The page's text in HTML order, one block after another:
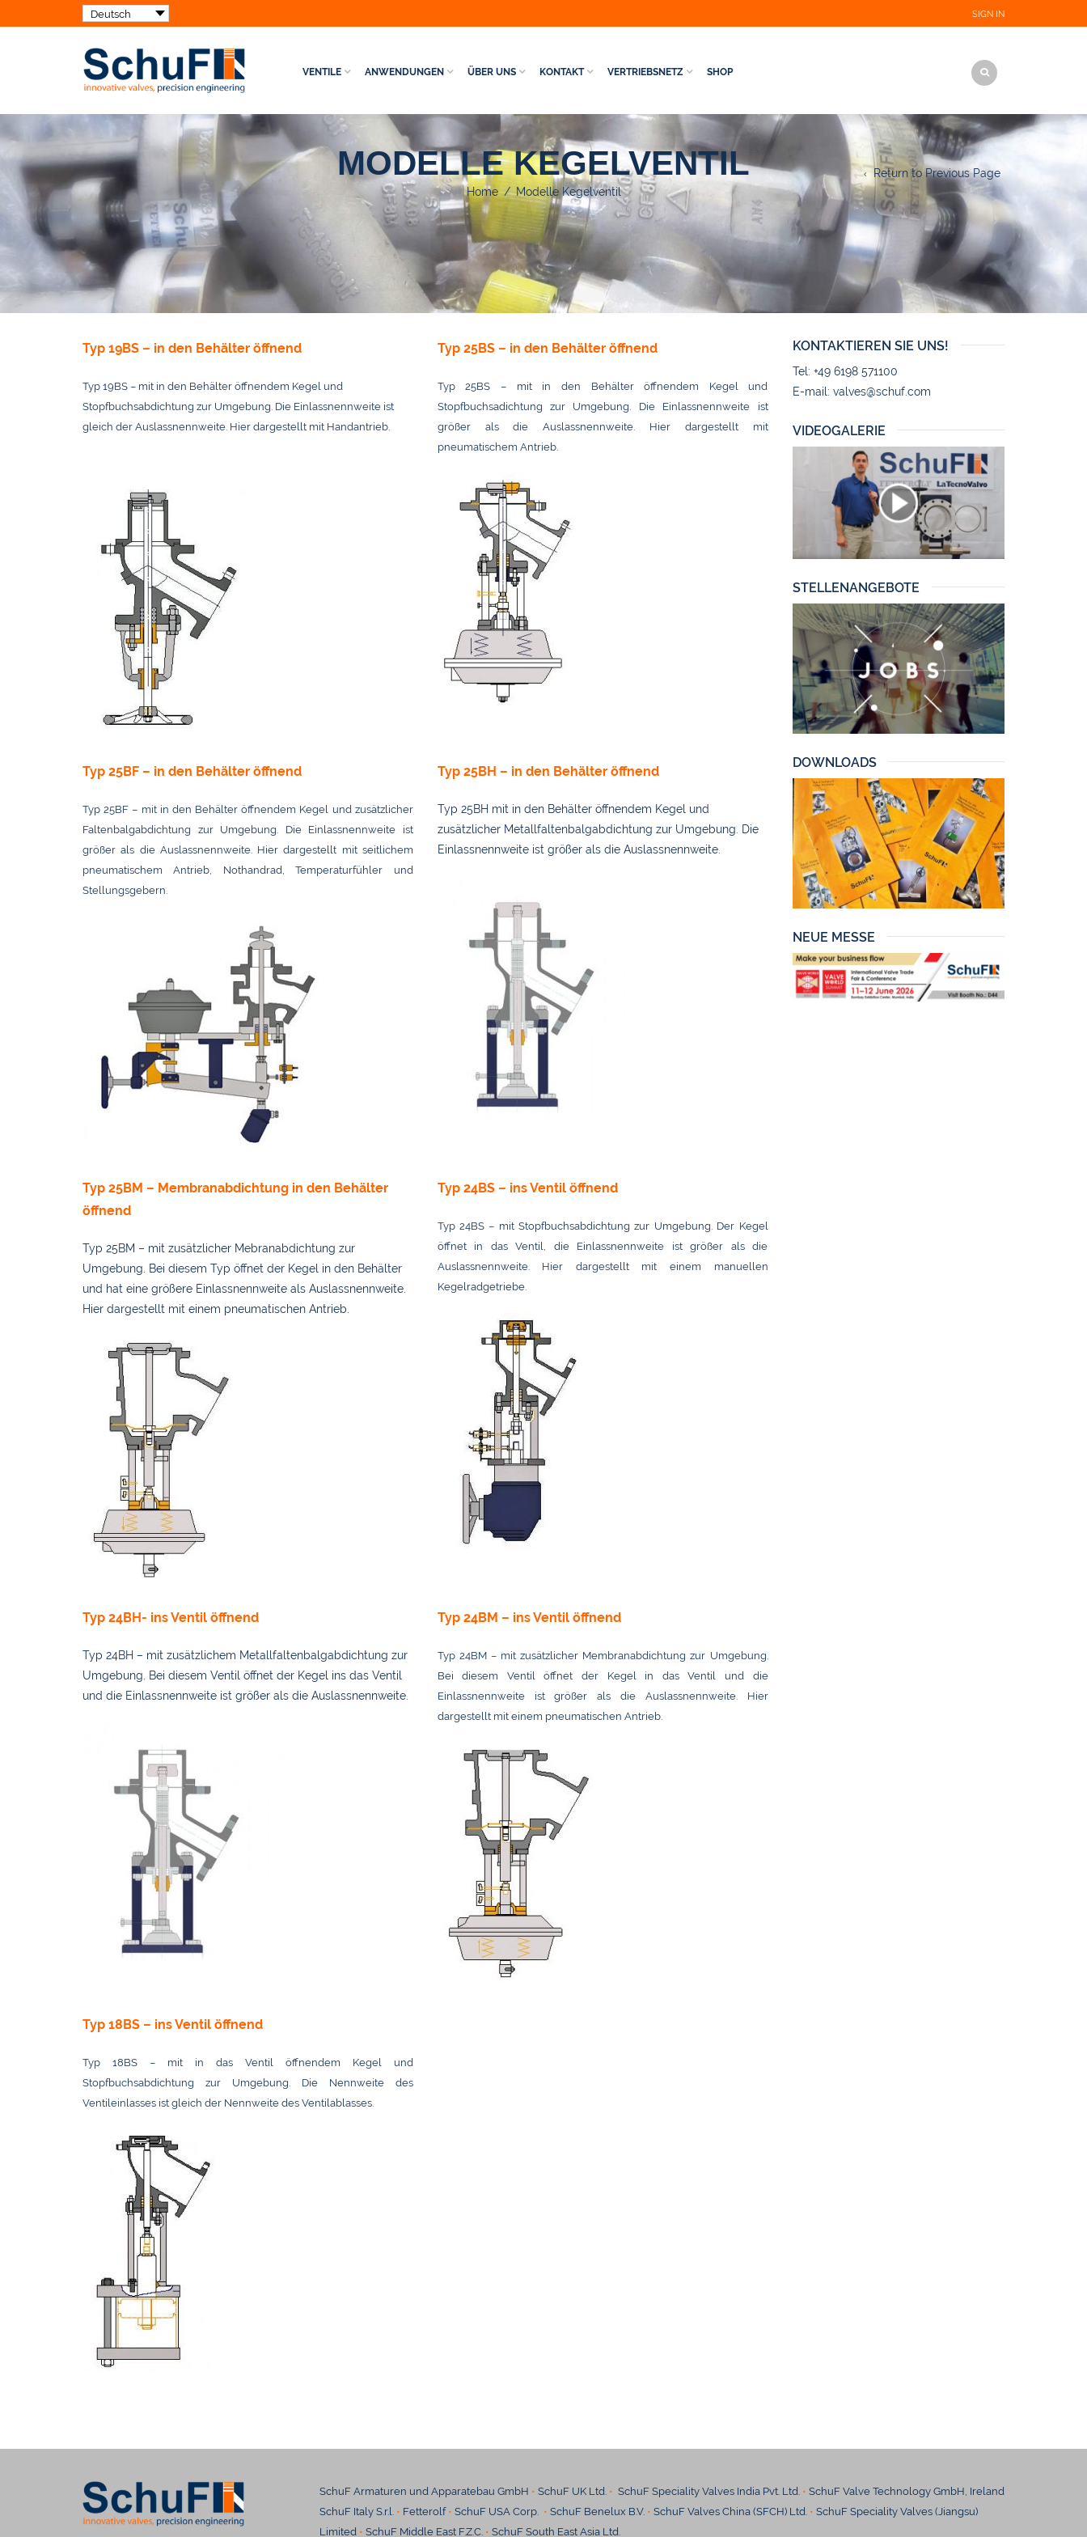
SIGN IN
VENTILE ANWENDUNGEN ÜBER UNS KONTAKT VERTRIEBSNETZ SHOP
MODELLE KEGELVENTIL
Home / Modelle Kegelventil
Return to Previous Page
Typ 19BS – in den Behälter öffnend
Typ 19BS – mit in den Behälter öffnendem Kegel und
Stopfbuchsabdichtung zur Umgebung. Die Einlassnennweite ist
gleich der Auslassnennweite. Hier dargestellt mit Handantrieb.
Typ 25BS – in den Behälter öffnend
Typ 25BS – mit in den Behälter öffnendem Kegel und
Stopfbuchsadichtung zur Umgebung. Die Einlassnennweite ist
größer als die Auslassnennweite. Hier dargestellt mit
pneumatischem Antrieb.
Typ 25BF – in den Behälter öffnend
Typ 25BF – mit in den Behälter öffnendem Kegel und zusätzlicher
Faltenbalgabdichtung zur Umgebung. Die Einlassnennweite ist
größer als die Auslassnennweite. Hier dargestellt mit seitlichem
pneumatischem Antrieb, Nothandrad, Temperaturfühler und
Stellungsgebern.
Typ 25BH – in den Behälter öffnend
Typ 25BH mit in den Behälter öffnendem Kegel und
zusätzlicher Metallfaltenbalgabdichtung zur Umgebung. Die
Einlassnennweite ist größer als die Auslassnennweite.
Typ 25BM – Membranabdichtung in den Behälter
öffnend
Typ 25BM – mit zusätzlicher Mebranabdichtung zur
Umgebung. Bei diesem Typ öffnet der Kegel in den Behälter
und hat eine größere Einlassnennweite als Auslassnennweite.
Hier dargestellt mit einem pneumatischen Antrieb.
Typ 24BS – ins Ventil öffnend
Typ 24BS – mit Stopfbuchsabdichtung zur Umgebung. Der Kegel
öffnet in das Ventil, die Einlassnennweite ist größer als die
Auslassnennweite. Hier dargestellt mit einem manuellen
Kegelradgetriebe.
Typ 24BH- ins Ventil öffnend
Typ 24BH – mit zusätzlichem Metallfaltenbalgabdichtung zur
Umgebung. Bei diesem Ventil öffnet der Kegel ins das Ventil
und die Einlassnennweite ist größer als die Auslassnennweite.
Typ 24BM – ins Ventil öffnend
Typ 24BM – mit zusätzlicher Membranabdichtung zur Umgebung.
Bei diesem Ventil öffnet der Kegel in das Ventil und die
Einlassnennweite ist größer als die Auslassnennweite. Hier
dargestellt mit einem pneumatischen Antrieb.
Typ 18BS – ins Ventil öffnend
Typ 18BS – mit in das Ventil öffnendem Kegel und
Stopfbuchsabdichtung zur Umgebung. Die Nennweite des
Ventileinlasses ist gleich der Nennweite des Ventilablasses.
KONTAKTIEREN SIE UNS!
Tel: +49 6198 571100
E-mail: valves@schuf.com
VIDEOGALERIE
STELLENANGEBOTE
DOWNLOADS
NEUE MESSE
SchuF Armaturen und Apparatebau GmbH • SchuF UK Ltd. • SchuF Speciality Valves India Pvt. Ltd. • SchuF Valve Technology GmbH, Ireland
SchuF Italy S.r.l. • Fetterolf• SchuF USA Corp. • SchuF Benelux B.V. • SchuF Valves China (SFCH) Ltd. • SchuF Speciality Valves (Jiangsu)
Limited • SchuF Middle East F.Z.C. • SchuF South East Asia Ltd.